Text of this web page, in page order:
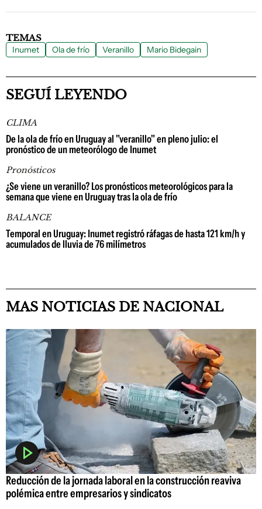
TEMAS
Inumet Ola de frío Veranillo Mario Bidegain
SEGUÍ LEYENDO
CLIMA
De la ola de frío en Uruguay al "veranillo" en pleno julio: el
pronóstico de un meteorólogo de Inumet
Pronósticos
¿Se viene un veranillo? Los pronósticos meteorológicos para la
semana que viene en Uruguay tras la ola de frío
BALANCE
Temporal en Uruguay: Inumet registró ráfagas de hasta 121 km/h y
acumulados de lluvia de 76 milímetros
MAS NOTICIAS DE NACIONAL
Reducción de la jornada laboral en la construcción reaviva
polémica entre empresarios y sindicatos